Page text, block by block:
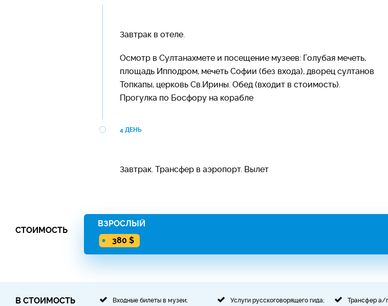
Завтрак в отеле.
Осмотр в Султанахмете и посещение музеев: Голубая мечеть,
площадь Ипподром, мечеть Софии (без входа), дворец султанов
Топкапы, церковь Св.Ирины. Обед (входит в стоимость).
Прогулка по Босфору на корабле
4 ДЕНЬ
Завтрак. Трансфер в аэропорт. Вылет
СТОИМОСТЬ
ВЗРОСЛЫЙ
380 $
В СТОИМОСТЬ
Входные билеты в музеи; Услуги русскоговорящего гида; Трансфера/